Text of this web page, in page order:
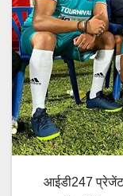
आईडी247